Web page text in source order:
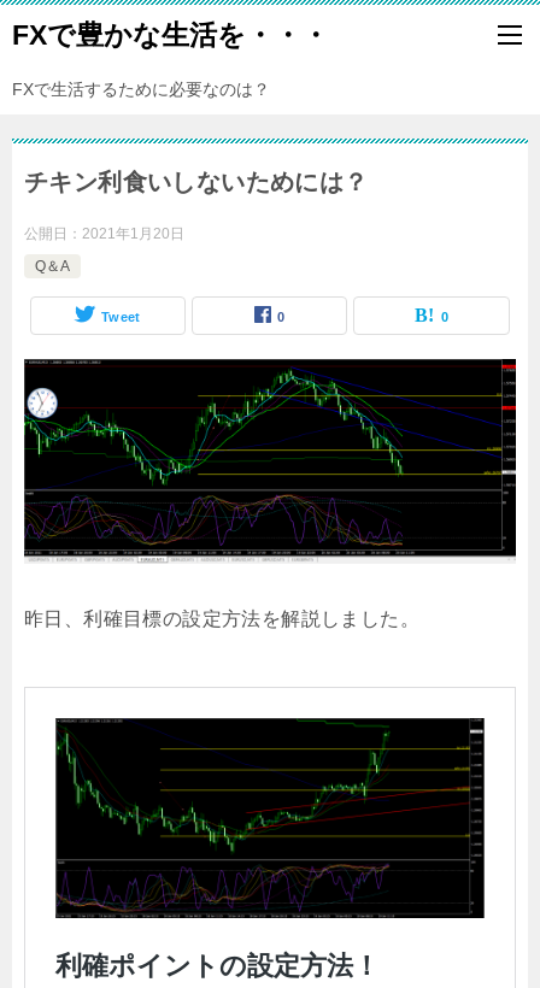
FXで豊かな生活を・・・
FXで生活するために必要なのは？
チキン利食いしないためには？
公開日： 2021年1月20日
Q＆A
Tweet 0 0
昨日、利確目標の設定方法を解説しました。